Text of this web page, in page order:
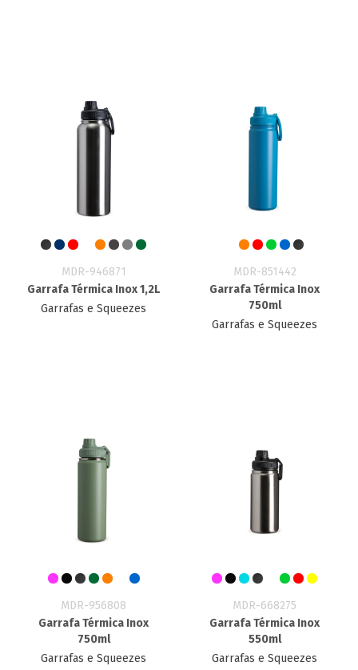
MDR-946871
Garrafa Térmica Inox 1,2L
Garrafas e Squeezes
MDR-851442
Garrafa Térmica Inox
750ml
Garrafas e Squeezes
MDR-956808
Garrafa Térmica Inox
750ml
Garrafas e Squeezes
MDR-668275
Garrafa Térmica Inox
550ml
Garrafas e Squeezes